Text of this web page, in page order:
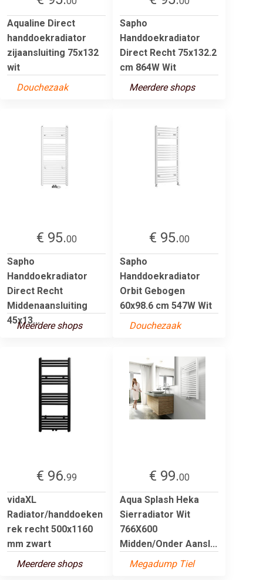
Aqualine Direct
handdoekradiator
zijaansluiting 75x132
wit
Douchezaak
Sapho
Handdoekradiator
Direct Recht 75x132.2
cm 864W Wit
Meerdere shops
€ 95.00
Sapho
Handdoekradiator
Direct Recht
Middenaansluiting
45x13...
Meerdere shops
€ 95.00
Sapho
Handdoekradiator
Orbit Gebogen
60x98.6 cm 547W Wit
Douchezaak
€ 96.99
vidaXL
Radiator/handdoeken
rek recht 500x1160
mm zwart
Meerdere shops
€ 99.00
Aqua Splash Heka
Sierradiator Wit
766X600
Midden/Onder Aansl...
Megadump Tiel